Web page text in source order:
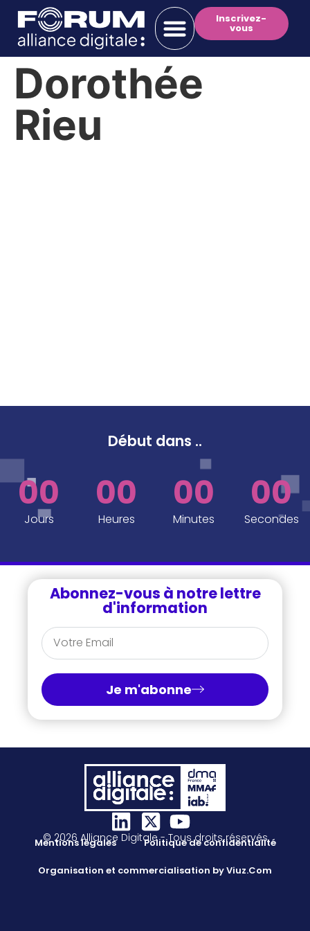
Inscrivez-
vous
Dorothée
Rieu
Début dans ..
00
Jours
00
Heures
00
Minutes
00
Secondes
Abonnez-vous à notre lettre
d'information
Je m'abonne
© 2026 Alliance Digitale - Tous droits réservés
Mentions légales Politique de confidentialité
Organisation et commercialisation by Viuz.Com